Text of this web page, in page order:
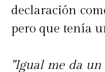
declaración
pero que tenía
"Igual me da